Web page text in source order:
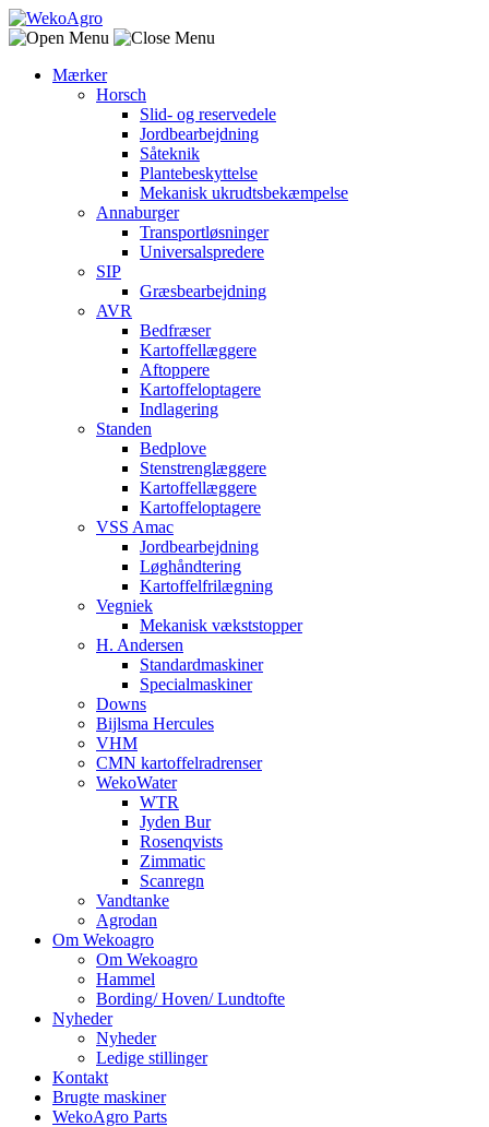
Mærker
Horsch
Slid- og reservedele
Jordbearbejdning
Såteknik
Plantebeskyttelse
Mekanisk ukrudtsbekæmpelse
Annaburger
Transportløsninger
Universalspredere
SIP
Græsbearbejdning
AVR
Bedfræser
Kartoffellæggere
Aftoppere
Kartoffeloptagere
Indlagering
Standen
Bedplove
Stenstrenglæggere
Kartoffellæggere
Kartoffeloptagere
VSS Amac
Jordbearbejdning
Løghåndtering
Kartoffelfrilægning
Vegniek
Mekanisk vækststopper
H. Andersen
Standardmaskiner
Specialmaskiner
Downs
Bijlsma Hercules
VHM
CMN kartoffelradrenser
WekoWater
WTR
Jyden Bur
Rosenqvists
Zimmatic
Scanregn
Vandtanke
Agrodan
Om Wekoagro
Om Wekoagro
Hammel
Bording/ Hoven/ Lundtofte
Nyheder
Nyheder
Ledige stillinger
Kontakt
Brugte maskiner
WekoAgro Parts